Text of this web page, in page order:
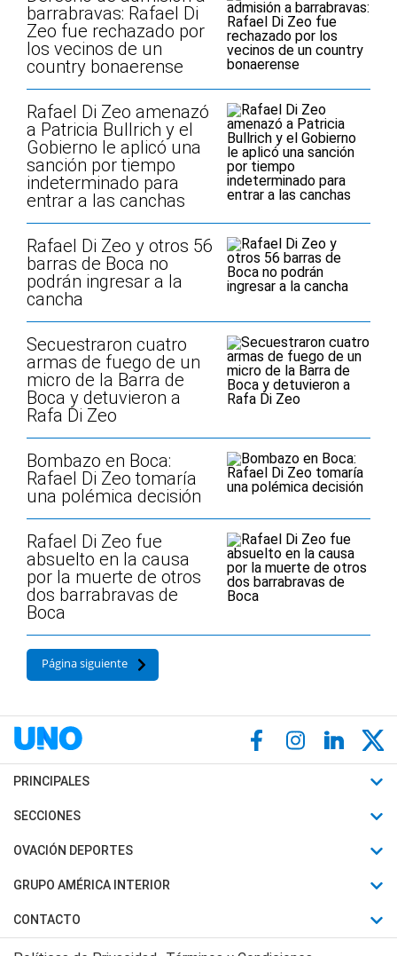
barrabravas: Rafael Di
Zeo fue rechazado por
los vecinos de un
country bonaerense
Rafael Di Zeo amenazó
a Patricia Bullrich y el
Gobierno le aplicó una
sanción por tiempo
indeterminado para
entrar a las canchas
Rafael Di Zeo y otros 56
barras de Boca no
podrán ingresar a la
cancha
Secuestraron cuatro
armas de fuego de un
micro de la Barra de
Boca y detuvieron a
Rafa Di Zeo
Bombazo en Boca:
Rafael Di Zeo tomaría
una polémica decisión
Rafael Di Zeo fue
absuelto en la causa
por la muerte de otros
dos barrabravas de
Boca
Página siguiente
PRINCIPALES
Últimas Noticias
Política
Judiciales
SECCIONES
Horóscopo
Motores
Trucos caseros
OVACIÓN DEPORTES
Fútbol
Mundial
Automovilismo
GRUPO AMÉRICA INTERIOR
Canal 7 en Vivo
CONTACTO